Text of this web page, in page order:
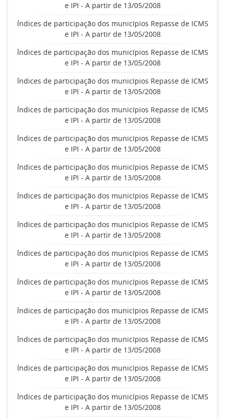
e IPI - A partir de 13/05/2008
Índices de participação dos municípios Repasse de ICMS
e IPI - A partir de 13/05/2008
Índices de participação dos municípios Repasse de ICMS
e IPI - A partir de 13/05/2008
Índices de participação dos municípios Repasse de ICMS
e IPI - A partir de 13/05/2008
Índices de participação dos municípios Repasse de ICMS
e IPI - A partir de 13/05/2008
Índices de participação dos municípios Repasse de ICMS
e IPI - A partir de 13/05/2008
Índices de participação dos municípios Repasse de ICMS
e IPI - A partir de 13/05/2008
Índices de participação dos municípios Repasse de ICMS
e IPI - A partir de 13/05/2008
Índices de participação dos municípios Repasse de ICMS
e IPI - A partir de 13/05/2008
Índices de participação dos municípios Repasse de ICMS
e IPI - A partir de 13/05/2008
Índices de participação dos municípios Repasse de ICMS
e IPI - A partir de 13/05/2008
Índices de participação dos municípios Repasse de ICMS
e IPI - A partir de 13/05/2008
Índices de participação dos municípios Repasse de ICMS
e IPI - A partir de 13/05/2008
Índices de participação dos municípios Repasse de ICMS
e IPI - A partir de 13/05/2008
Índices de participação dos municípios Repasse de ICMS
e IPI - A partir de 13/05/2008